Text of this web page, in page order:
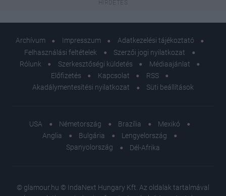
Archívum Impresszum
Adatkezelési tájékoztató
Felhasználási feltételek
Szerzői jogi nyilatkozat
Rólunk
Szerkesztőségi küldetés
Médiaajánlat
Előfizetés
Kapcsolat
RSS
Akadálymentesítési nyilatkozat
Süti beállítások
USA Németország Brazília
Mexikó
Anglia
Bulgária
Lengyelország
Spanyolország
Dél-Afrika
© glamour.hu © IndaNext Hungary Kft. Az oldalak tartalmával